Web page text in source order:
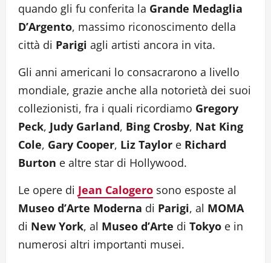
quando gli fu conferita la Grande Medaglia
D’Argento, massimo riconoscimento della
città di Parigi agli artisti ancora in vita.
Gli anni americani lo consacrarono a livello
mondiale, grazie anche alla notorietà dei suoi
collezionisti, fra i quali ricordiamo Gregory
Peck, Judy Garland, Bing Crosby, Nat King
Cole, Gary Cooper, Liz Taylor e Richard
Burton e altre star di Hollywood.
Le opere di Jean Calogero sono esposte al
Museo d’Arte Moderna di Parigi, al MOMA
di New York, al Museo d’Arte di Tokyo e in
numerosi altri importanti musei.